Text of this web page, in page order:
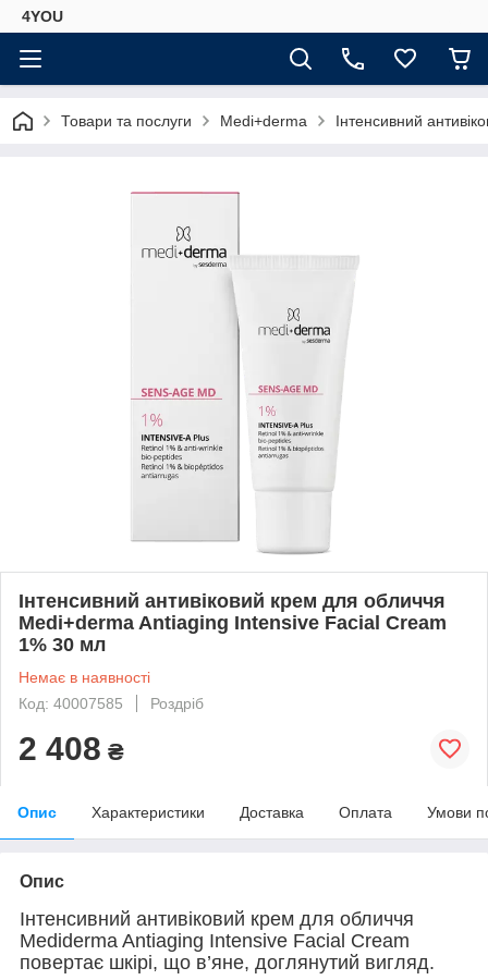
4YOU
Товари та послуги Medi+derma Інтенсивний
Інтенсивний антивіковий крем для обличчя
Medi+derma Antiaging Intensive Facial Cream
1% 30 мл
Немає в наявності
Код: 40007585
Роздріб
2 408 ₴
Опис Характеристики Доставка Оплата Умови
Опис
Інтенсивний антивіковий крем для обличчя
Mediderma Antiaging Intensive Facial Cream
повертає шкірі, що в’яне, доглянутий вигляд.